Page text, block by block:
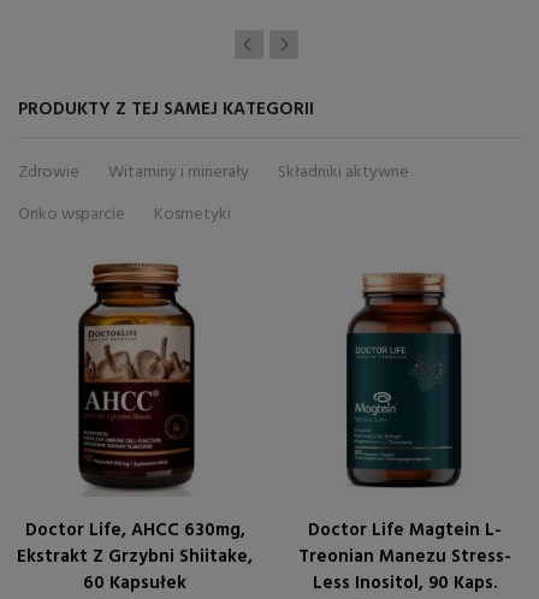
PRODUKTY Z TEJ SAMEJ KATEGORII
Zdrowie Witaminy i minerały
Składniki aktywne
Onko wsparcie
Kosmetyki
Doctor Life, AHCC 630mg,
Ekstrakt Z Grzybni Shiitake,
60 Kapsułek
Doctor Life Magtein L-
Treonian Manezu Stress-
Less Inositol, 90 Kaps.